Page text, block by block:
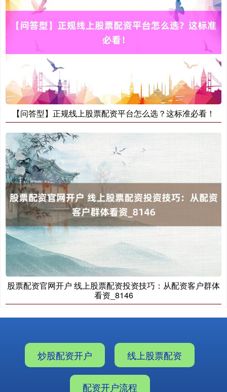
【问答型】正规线上股票配资平台怎么选？这标准必看！
股票配资官网开户 线上股票配资投资技巧：从配资客户群体
看资_8146
炒股配资开户 线上股票配资
配资开户流程